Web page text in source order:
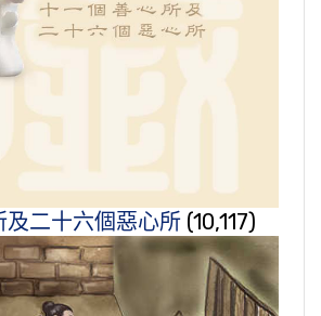
及二十六個惡心所 (10,117)